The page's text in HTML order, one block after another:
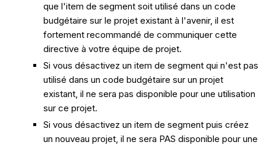
que l'item de segment soit utilisé dans un code
budgétaire sur le projet existant à l'avenir, il est
fortement recommandé de communiquer cette
directive à votre équipe de projet.
Si vous désactivez un item de segment qui n'est pas
utilisé dans un code budgétaire sur un projet
existant, il ne sera pas disponible pour une utilisation
sur ce projet.
Si vous désactivez un item de segment puis créez
un nouveau projet, il ne sera PAS disponible pour une